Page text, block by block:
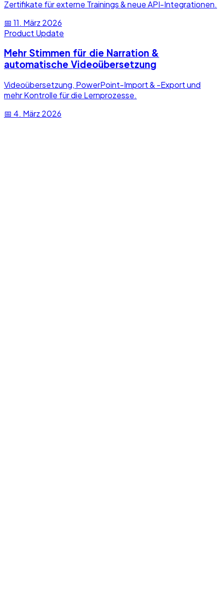
Zertifikate für externe Trainings & neue API-Integrationen.
📅 11. März 2026
Product Update
Mehr Stimmen für die Narration &
automatische Videoübersetzung
Videoübersetzung, PowerPoint-Import & -Export und
mehr Kontrolle für die Lernprozesse.
📅 4. März 2026